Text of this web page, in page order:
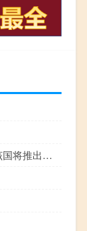
印度尼西亚财政部官员表示该国将推出新的措施来确保大米价格的可负担性